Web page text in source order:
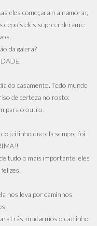
eles começaram a namorar,
depois eles supreenderam e
da galera?
do casamento. Todo mundo
de certeza no rosto:
para o outro.
jeitinho que ela sempre foi:
tudo o mais importante: eles
nos leva por caminhos
trás, mudarmos o caminho